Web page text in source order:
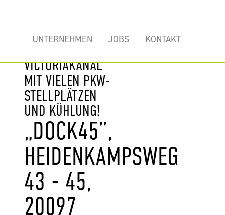
UNTERNEHMEN JOBS KONTAKT
BÜROFLÄCHEN
VICTORIAKANAL
MIT VIELEN PKW-
STELLPLÄTZEN
UND KÜHLUNG!
„DOCK45”,
HEIDENKAMPSWEG
43 - 45,
20097